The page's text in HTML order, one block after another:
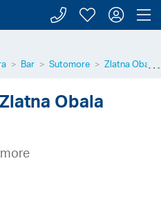
Zavolejte
Moje
⋯
Bar Sutomore Zlatna Obala
Obala